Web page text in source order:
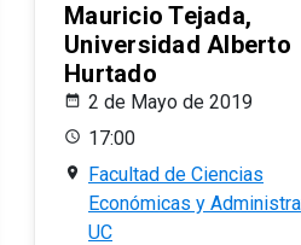
Mauricio Tejada,
Universidad Alberto
Hurtado
2 de Mayo de 2019
17:00
Facultad de Ciencias
Económicas y
UC